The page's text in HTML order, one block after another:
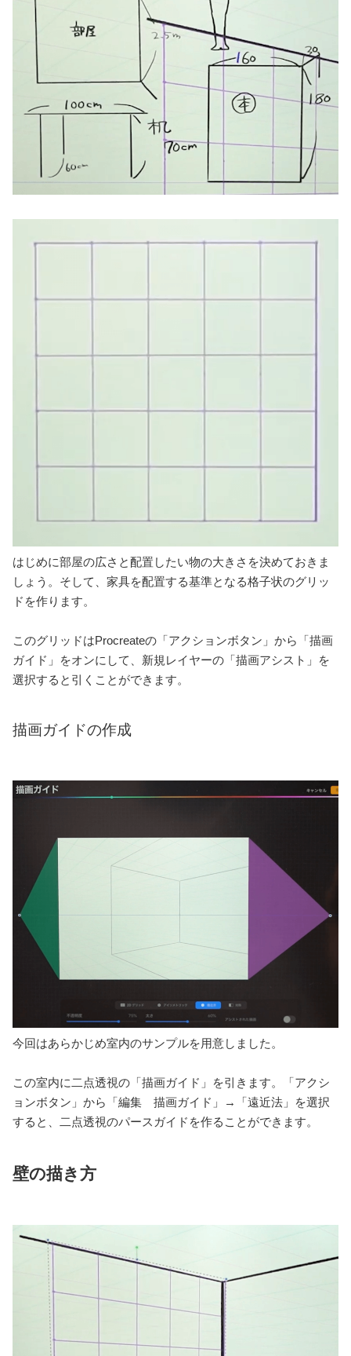
前面の壁を外した二点透視の箱になります。
二点透視の室内を描く準備
グリッド作成
はじめに部屋の広さと配置したい物の大きさを決めておきま
このグリッドはProcreateの「アクションボタン」から「描画
ガイド」をオンにして、新規レイヤーの「描画アシスト」を
選択すると引くことができます。
描画ガイドの作成
今回はあらかじめ室内のサンプルを用意しました。
この室内に二点透視の「描画ガイド」を引きます。「アクシ
ョンボタン」から「編集 描画ガイド」→「遠近法」を選択
すると、二点透視のパースガイドを作ることができます。